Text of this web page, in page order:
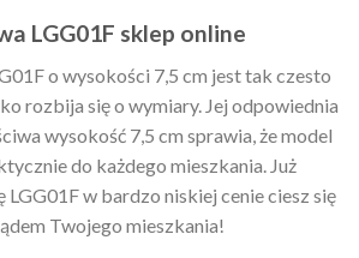
LGG01F sklep online
o wysokości 7,5 cm jest tak czesto
rozbija się o wymiary. Jej odpowiednia
wysokość 7,5 cm sprawia, że model
do każdego mieszkania. Już
w bardzo niskiej cenie ciesz się
Twojego mieszkania!